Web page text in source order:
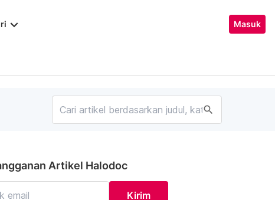
keyboard_arrow_down Masuk
search
Artikel Halodoc
Kirim